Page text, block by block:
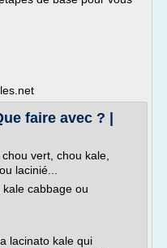
faire avec ? |
vert, chou kale,
lacinié...
cabbage ou
lacinato kale qui